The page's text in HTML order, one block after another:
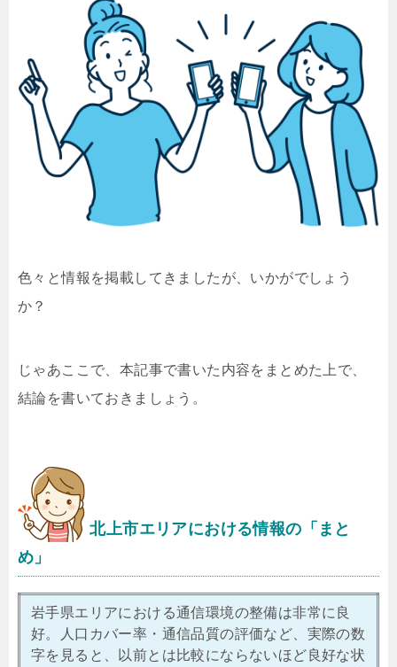
色々と情報を掲載してきましたが、いかがでしょう
か？
じゃあここで、本記事で書いた内容をまとめた上で、
結論を書いておきましょう。
北上市エリアにおける情報の「まと
め」
岩手県エリアにおける通信環境の整備は非常に良
好。人口カバー率・通信品質の評価など、実際の数
字を見ると、以前とは比較にならないほど良好な状